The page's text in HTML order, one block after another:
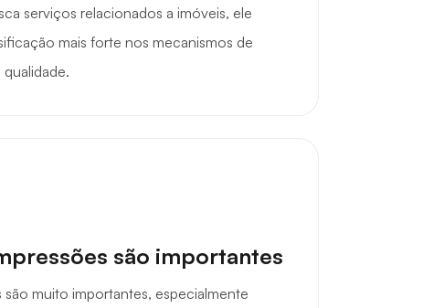
serviços relacionados a imóveis, ele
mais forte nos mecanismos de
são importantes
são muito importantes, especialmente